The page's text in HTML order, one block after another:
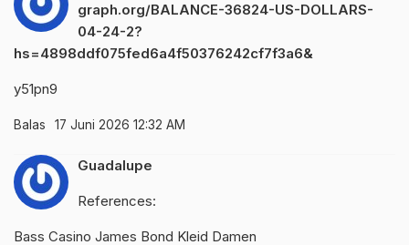
graph.org/BALANCE-36824-US-DOLLARS-
04-24-2?
hs=4898ddf075fed6a4f50376242cf7f3a6&
y51pn9
Balas 17 Juni 2026 12:32 AM
Guadalupe
References:
Bass Casino James Bond Kleid Damen